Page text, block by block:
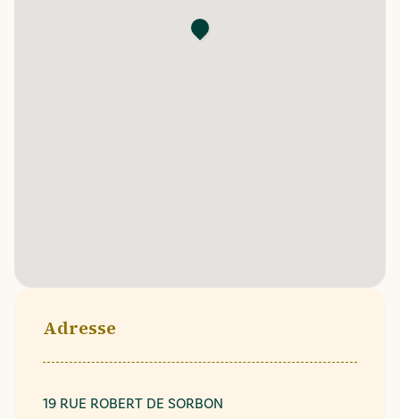
Adresse
19 RUE ROBERT DE SORBON